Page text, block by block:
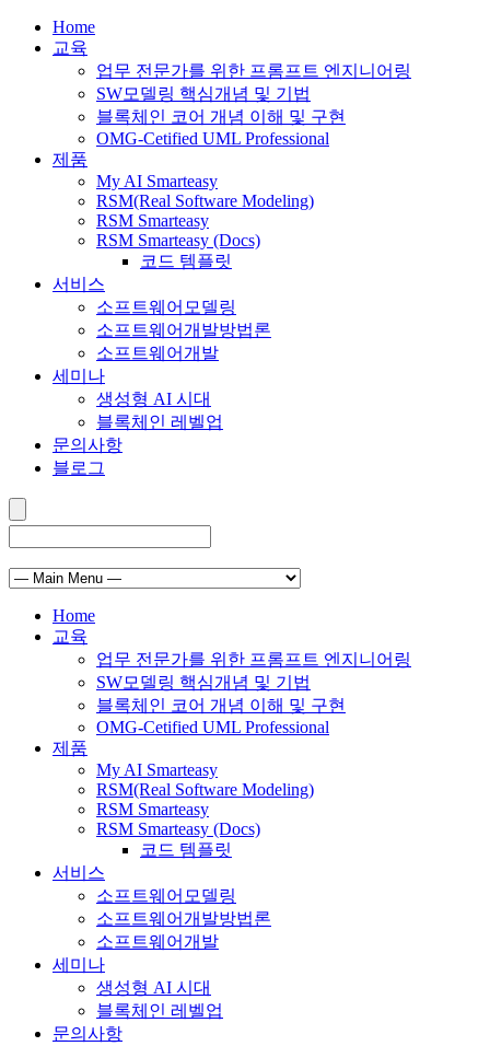
Home
교육
업무 전문가를 위한 프롬프트 엔지니어링
SW모델링 핵심개념 및 기법
블록체인 코어 개념 이해 및 구현
OMG-Cetified UML Professional
제품
My AI Smarteasy
RSM(Real Software Modeling)
RSM Smarteasy
RSM Smarteasy (Docs)
코드 템플릿
서비스
소프트웨어모델링
소프트웨어개발방법론
소프트웨어개발
세미나
생성형 AI 시대
블록체인 레벨업
문의사항
블로그
Home
교육
업무 전문가를 위한 프롬프트 엔지니어링
SW모델링 핵심개념 및 기법
블록체인 코어 개념 이해 및 구현
OMG-Cetified UML Professional
제품
My AI Smarteasy
RSM(Real Software Modeling)
RSM Smarteasy
RSM Smarteasy (Docs)
코드 템플릿
서비스
소프트웨어모델링
소프트웨어개발방법론
소프트웨어개발
세미나
생성형 AI 시대
블록체인 레벨업
문의사항